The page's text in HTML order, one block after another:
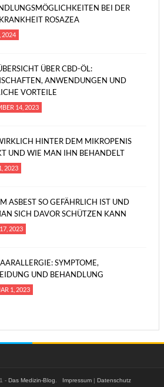
BEI DER
ROSAZEA
2024
ÜBER CBD-ÖL:
ANWENDUNGEN UND
VORTEILE
14, 2023
HINTER DEM MIKROPENIS
UND WIE MAN IHN BEHANDELT
2023
ASBEST SO GEFÄHRLICH IST UND
SICH DAVOR SCHÜTZEN KANN
2023
SYMPTOME,
UND BEHANDLUNG
1, 2023
- Das Medizin-Blog Impressum | Datenschutz